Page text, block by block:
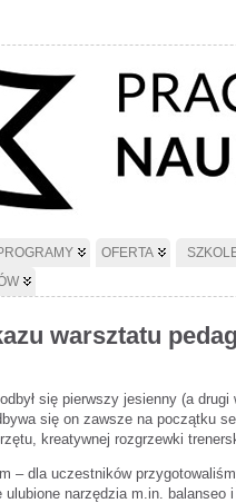
OFERTA
warsztatu
się pierwszy jesienny (a
się on zawsze na początku
kreatywnej rozgrzewki
– dla uczestników
narzędzia m.in.